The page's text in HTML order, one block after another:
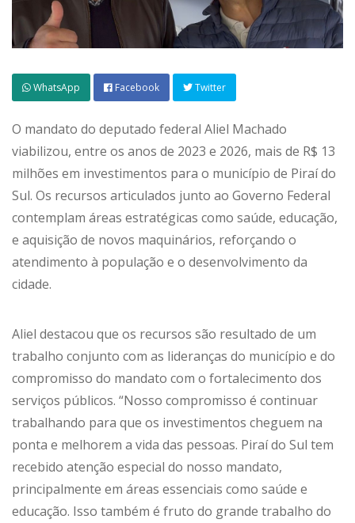
WhatsApp Facebook Twitter
O mandato do deputado federal Aliel Machado
viabilizou, entre os anos de 2023 e 2026, mais de R$ 13
milhões em investimentos para o município de Piraí do
Sul. Os recursos articulados junto ao Governo Federal
contemplam áreas estratégicas como saúde, educação,
e aquisição de novos maquinários, reforçando o
atendimento à população e o desenvolvimento da
cidade.
Aliel destacou que os recursos são resultado de um
trabalho conjunto com as lideranças do município e do
compromisso do mandato com o fortalecimento dos
serviços públicos. “Nosso compromisso é continuar
trabalhando para que os investimentos cheguem na
ponta e melhorem a vida das pessoas. Piraí do Sul tem
recebido atenção especial do nosso mandato,
principalmente em áreas essenciais como saúde e
educação. Isso também é fruto do grande trabalho do